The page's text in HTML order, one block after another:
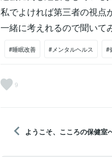
私でよければ第三者の視点
一緒に考えれるので聞いて
#睡眠改善 #メンタルヘルス #
9
ようこそ、こころの保健室